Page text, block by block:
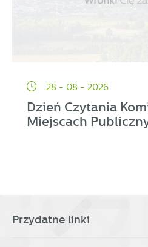
28 - 08 - 2026
Dzień Czytania
Miejscach
Przydatne linki